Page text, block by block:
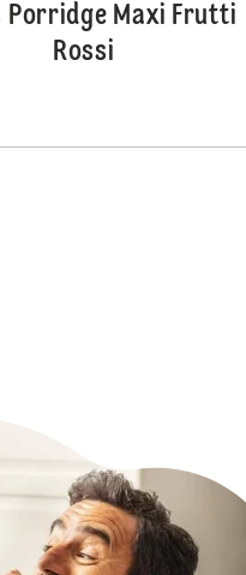
Porridge Maxi Frutti
Rossi